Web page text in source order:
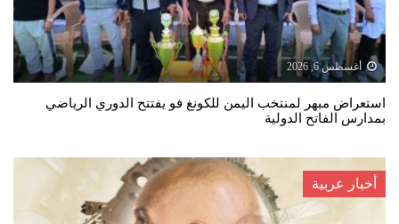
أغسطس 6, 2026
استعراض مبهر لمنتخب اليمن للكونغ فو يفتتح الدوري الرياضي
بمدارس الفاتح الدولية
أخبار عربية